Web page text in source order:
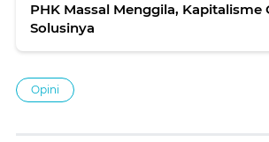
PHK Massal Menggila, Kapitalisme
Solusinya
Opini